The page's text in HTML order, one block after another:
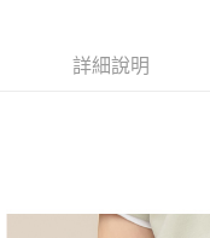
3.實際核准額度、可分期數
4.訂單成立30分鐘內，如
帳／街口支付／iPASS
便利好安心！
【「AFTEE先享後付」結帳
１．於結帳方式選擇「
結帳頁面，進行簡訊認證並
每筆NT$60，滿
付款後全家取貨
詳細說明